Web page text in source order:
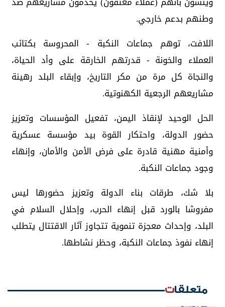
وطنهم بدعم خارجي.
اللافت، توهم جماعات النكبة - المحروسة بكتائب
العملاء والخونة - قدرتهم الخارقة على وأد الحياة،
والنجاة كل مرة من مكر التاريخ، وإبقاء البلد رهينة
مشاريعهم الرجعية الكهنوتية.
الحل الوحيد لإنقاذ اليمن، تفعيل المؤسسات وتعزيز
حضور الدولة، واحتكار القوة بيد مؤسسة عسكرية
وأمنية مهنية قادرة على فرض الأمن والأمان، وإنهاء
وجود جماعات النكبة.
بلا شك، طرقات بناء الدولة وتعزيز حضورها ليس
مفروشا بالورد قبل إنهاء الحرب، وإحلال السلام في
البلد، وإحداث معجزة تنموية تتجاوز آثار الاقتتال يتطلب
إنهاء نفوذ جماعات النكبة، وحظر نشاطها.
متعلقات